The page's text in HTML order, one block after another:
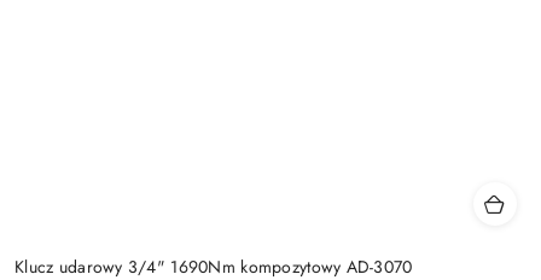
Klucz udarowy 3/4" 1690Nm kompozytowy AD-3070